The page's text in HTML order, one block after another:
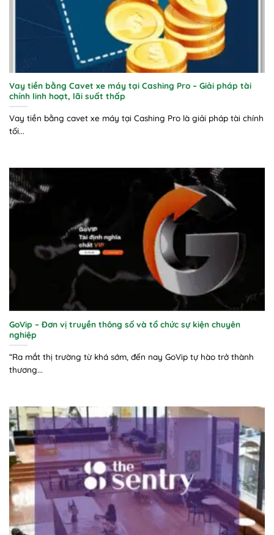
Vay tiền bằng Cavet xe máy tại Cashing Pro – Giải pháp tài
chính linh hoạt, lãi suất thấp
Vay tiền bằng cavet xe máy tại Cashing Pro là giải pháp tài chính
tối...
GoVip – Đơn vị truyền thông số và tổ chức sự kiện chuyên
nghiệp
“Ra mắt thị trường từ khá sớm, đến nay GoVip tự hào trở thành
thương...